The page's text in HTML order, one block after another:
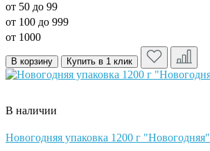
от 50 до 99
от 100 до 999
от 1000
В корзину Купить в 1 клик
В наличии
Новогодняя упаковка 1200 г "Новогодняя"